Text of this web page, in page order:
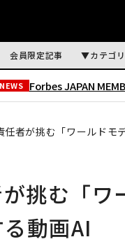
会員限定記事 カテゴリ
NEWS Forbes JAPAN
任者が挑む「ワールドモ
挑む「ワ
動画AI